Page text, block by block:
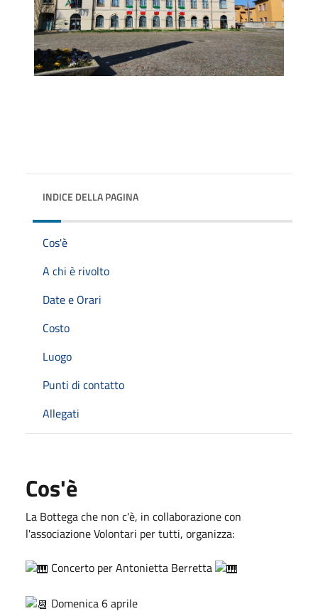
INDICE DELLA PAGINA
Cos'è
A chi è rivolto
Date e Orari
Costo
Luogo
Punti di contatto
Allegati
Cos'è
La Bottega che non c'è, in collaborazione con
l'associazione Volontari per tutti, organizza:
Concerto per Antonietta Berretta
Domenica 6 aprile